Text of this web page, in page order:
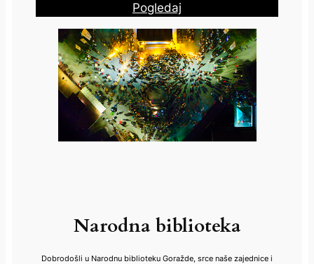
Pogledaj
Narodna biblioteka
Dobrodošli u Narodnu biblioteku Goražde, srce naše zajednice i